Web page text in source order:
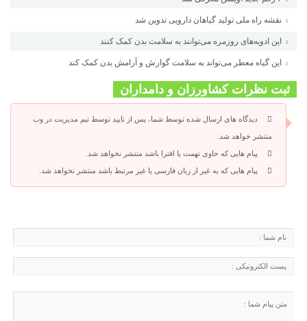
نقشه راه ملی تولید گیاهان دارویی تدوین شد
این ادویه‌های روزمره می‌توانند به سلامت بدن کمک کنند
این گیاه معطر می‌تواند به سلامت گوارش و آرامش بدن کمک کند
ثبت نظرات کشاورزان و دامداران
دیدگاه های ارسال شده توسط شما، پس از تایید توسط تیم مدیریت در وب
منتشر خواهد شد.
پیام هایی که حاوی تهمت یا افترا باشد منتشر نخواهد شد.
پیام هایی که به غیر از زبان فارسی یا غیر مرتبط باشد منتشر نخواهد شد.